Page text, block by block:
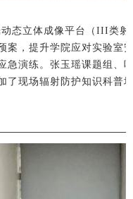
态立体成像平台（III类
案，提升学院应对实验室
急演练。张玉瑶课题组、
了现场辐射防护知识科普